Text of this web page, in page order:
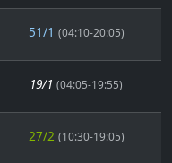
51/1 (04:10-20:05)
19/1 (04:05-19:55)
27/2 (10:30-19:05)